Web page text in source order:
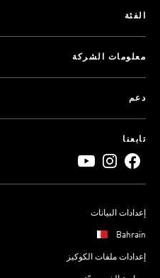
الفئة
معلومات الشركة
دعم
تابعنا
إعدادات البيانات
Bahrain
إعدادات ملفات الكوكيز